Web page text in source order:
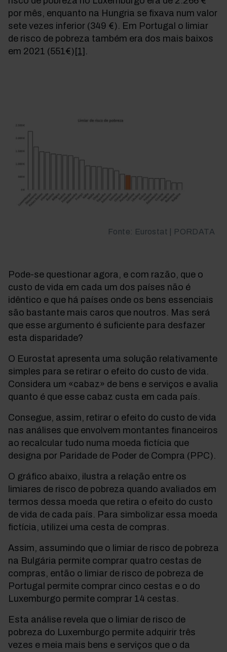
por mês, enquanto na Hungria se fixava num valor
sete vezes inferior (349 €). Em Portugal o limiar
de risco de pobreza também era dos mais baixos
em 2021 (551€)[1]
Fonte: Eurostat | PORDATA
Pode-se questionar agora, e com razão, que o
custo de vida em cada um dos países não é
idêntico e que há países onde os bens essenciais
são bastante mais caros que noutros. Mas será
que esse argumento é suficiente para desfazer
esta disparidade?
O Eurostat apresenta uma solução relativamente
simples para se retirar o efeito do custo de vida.
Considera um «cabaz» de bens e serviços e avalia
quanto é que esse cabaz custa em cada país.
Consegue, assim, retirar o efeito do custo de vida
nas análises que envolvem montantes financeiros
ao recalcular tudo numa moeda fictícia que
designa por Paridade de Poder de Compra (PPC).
O gráfico abaixo, ilustra a relação entre os
limiares de risco de pobreza quando avaliados em
termos dessa moeda que retira o efeito do custo
de vida de cada país. Para simbolizar essa moeda
fictícia, utilizei uma cesta de compras.
Assim, assumindo que o limiar de risco de pobreza
na Bulgária permite comprar quatro cestas de
compras, então o limiar de risco de pobreza de
Portugal permite comprar cinco cestas e o do
Luxemburgo permite comprar 14 cestas.
Esta análise revela que o limiar de risco de
pobreza do Luxemburgo permite adquirir três
vezes e meia mais bens e serviços que o da